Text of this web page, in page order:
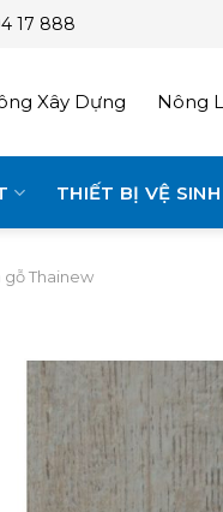
17 888
Xây Dựng Nông
THIẾT BỊ VỆ SINH
gỗ Thainew